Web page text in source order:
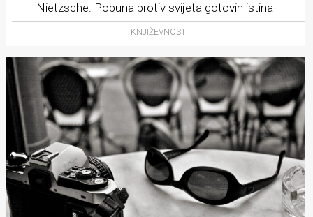
Nietzsche: Pobuna protiv svijeta gotovih istina
KNJIŽEVNOST